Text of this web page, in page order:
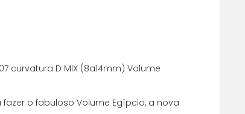
R$38,78
curvatura D MIX (8a14mm) Volume
o fabuloso Volume Egípcio, a nova